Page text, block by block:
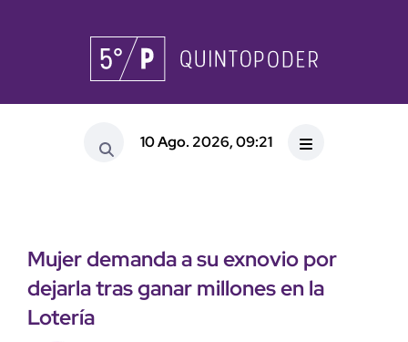
10 Ago. 2026, 09:21
Mujer demanda a su exnovio por
dejarla tras ganar millones en la
Lotería